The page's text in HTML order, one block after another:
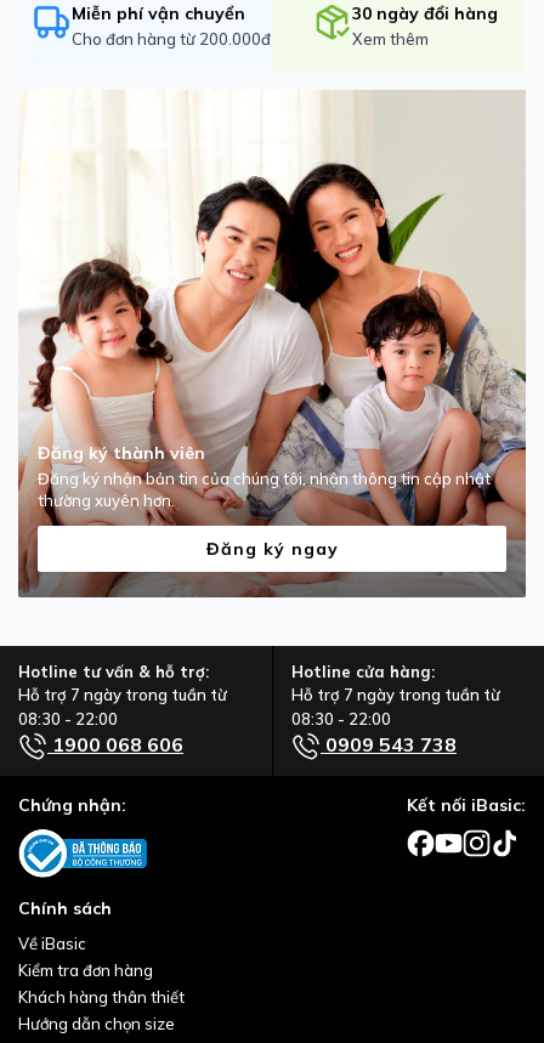
Miễn phí vận chuyển
Cho đơn hàng từ 200.000đ
30 ngày đổi hàng
Xem thêm
Đăng ký thành viên
Đăng ký nhận bản tin của chúng tôi, nhận thông tin cập nhật
thường xuyên hơn.
Đăng ký ngay
Hotline tư vấn & hỗ trợ:
Hỗ trợ 7 ngày trong tuần từ
08:30 - 22:00
1900 068 606
Hotline cửa hàng:
Hỗ trợ 7 ngày trong tuần từ
08:30 - 22:00
0909 543 738
Chính sách
Về iBasic
Kiểm tra đơn hàng
Khách hàng thân thiết
Hướng dẫn chọn size
Chứng nhận: Kết nối iBasic: